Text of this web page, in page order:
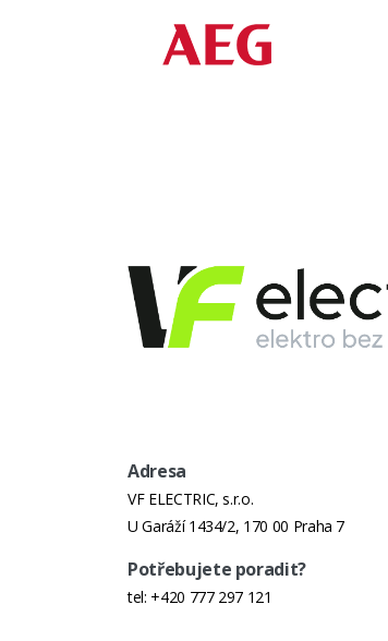
Adresa
VF ELECTRIC, s.r.o.
U Garáží 1434/2, 170 00 Praha 7
Potřebujete poradit?
tel: +420 777 297 121